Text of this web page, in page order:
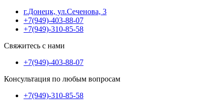
г.Донецк, ул.Сеченова, 3
+7(949)-403-88-07
+7(949)-310-85-58
Свяжитесь с нами
+7(949)-403-88-07
Консультация по любым вопросам
+7(949)-310-85-58